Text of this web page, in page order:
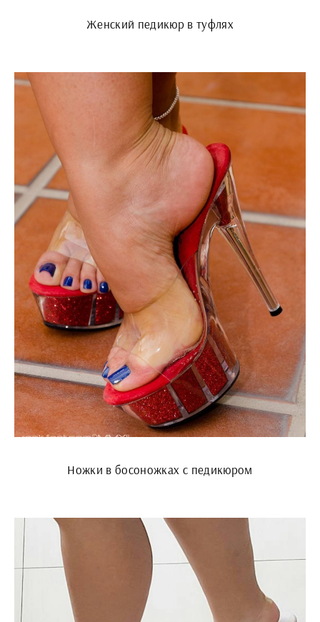
Женский педикюр в туфлях
Ножки в босоножках с педикюром